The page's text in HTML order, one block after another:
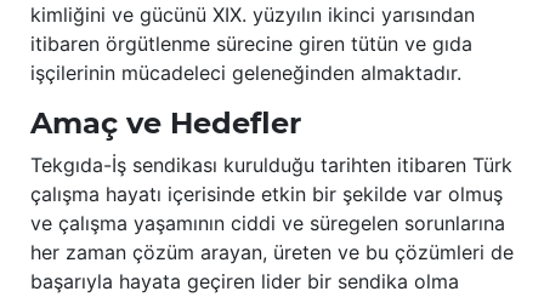
kimliğini ve gücünü XIX. yüzyılın ikinci yarısından
itibaren örgütlenme sürecine giren tütün ve gıda
işçilerinin mücadeleci geleneğinden almaktadır.
Amaç ve Hedefler
Tekgıda-İş sendikası kurulduğu tarihten itibaren Türk
çalışma hayatı içerisinde etkin bir şekilde var olmuş
ve çalışma yaşamının ciddi ve süregelen sorunlarına
her zaman çözüm arayan, üreten ve bu çözümleri de
başarıyla hayata geçiren lider bir sendika olma